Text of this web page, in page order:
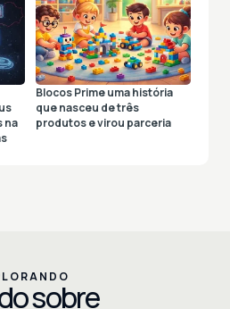
na
Blocos Prime uma história
que nasceu de três
produtos e virou parceria
sobre